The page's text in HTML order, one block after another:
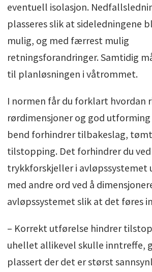
eventuell isolasjon.
plasseres slik at sideledningene
mulig, og med færrest mulig
retningsforandringer. Samtidig
til planløsningen i våtrommet.
I normen får du forklart hvordan
rørdimensjoner og god utforming
bend forhindrer tilbakeslag,
tilstopping. Det forhindrer du
trykkforskjeller i avløpssystemet
med andre ord ved å
avløpssystemet slik at det føres
– Korrekt utførelse hindrer
uhellet allikevel skulle inntreffe,
plassert der det er størst